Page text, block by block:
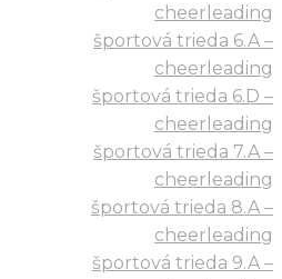
cheerleading
športová trieda 6.A –
cheerleading
športová trieda 6.D –
cheerleading
športová trieda 7.A –
cheerleading
športová trieda 8.A –
cheerleading
športová trieda 9.A –